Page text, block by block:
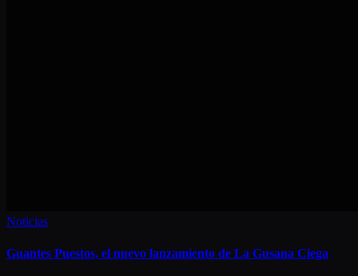
Noticias
Guantes Puestos, el nuevo lanzamiento de La Gusana Ciega